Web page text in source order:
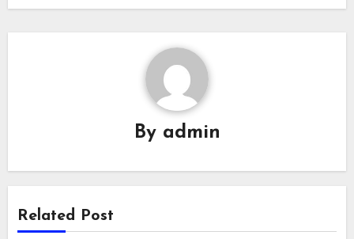
By admin
Related Post